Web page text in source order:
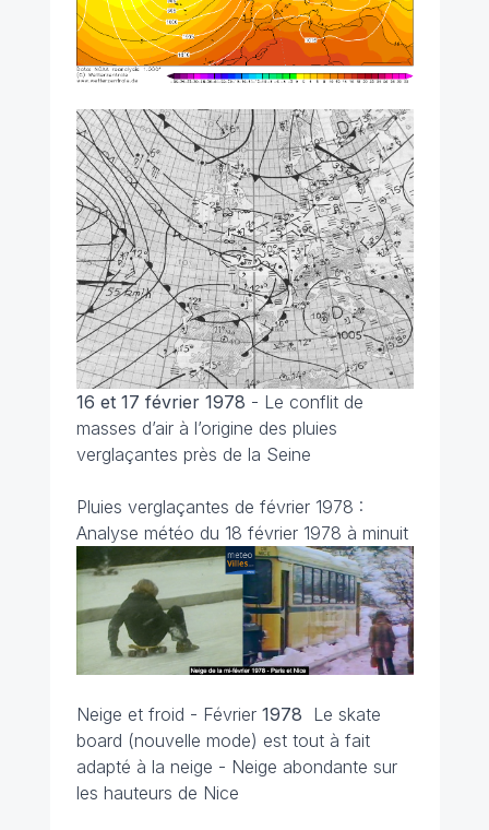
16 et 17 février 1978 - Le conflit de
masses d’air à l’origine des pluies
verglaçantes près de la Seine
Pluies verglaçantes de février 1978 :
Analyse météo du 18 février 1978 à minuit
Neige et froid - Février 1978 Le skate
board (nouvelle mode) est tout à fait
adapté à la neige - Neige abondante sur
les hauteurs de Nice